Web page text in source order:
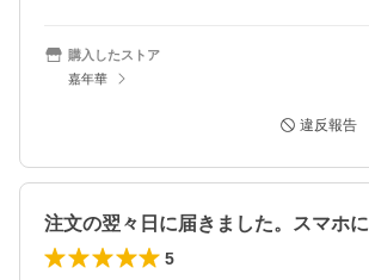
購入したストア
嘉年華
違反報告
5